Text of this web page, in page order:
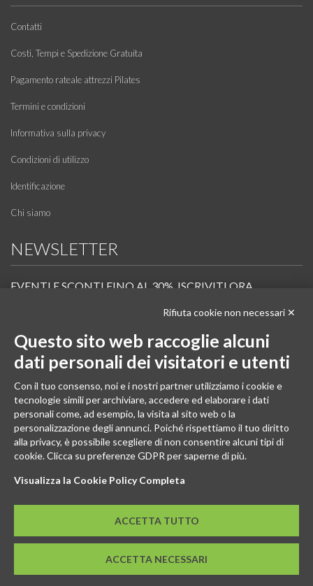
Contatti
Costi, Tempi e Spedizione Gratuita
Pagamento rateale attrezzi Pilates
Termini e condizioni
Informativa sulla privacy
Condizioni di utilizzo
Identificazione
Chi siamo
NEWSLETTER
EVENTI E SCONTI FINO AL 30%. ISCRIVITI ORA.
Scopri in anteprima i nuovi prodotti, le promozioni riservate ai professionisti e resta
Iscrivi alla Newsletter
SEGUICI
Susegana (TV)
P.IVA: 03739670267 - REA: TV-294498 - CS: € 10.000,00 I.V.
Rifiuta cookie non necessari ✕
Questo sito web raccoglie alcuni
dati personali dei visitatori e utenti
Con il tuo consenso, noi e i nostri partner utilizziamo i cookie e
tecnologie simili per archiviare, accedere ed elaborare i dati
personali come, ad esempio, la visita al sito web o la
personalizzazione degli annunci. Poiché rispettiamo il tuo diritto
alla privacy, è possibile scegliere di non consentire alcuni tipi di
cookie. Clicca su preferenze GDPR per saperne di più.
Visualizza la Cookie Policy Completa
ACCETTA TUTTO
ACCETTA NECESSARI